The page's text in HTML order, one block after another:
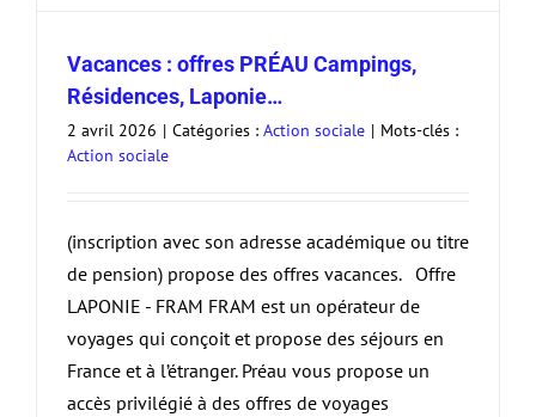
Vacances : offres PRÉAU Campings,
Résidences, Laponie…
2 avril 2026 | Catégories : Action sociale | Mots-clés :
Action sociale
(inscription avec son adresse académique ou titre
de pension) propose des offres vacances. Offre
LAPONIE - FRAM FRAM est un opérateur de
voyages qui conçoit et propose des séjours en
France et à l’étranger. Préau vous propose un
accès privilégié à des offres de voyages